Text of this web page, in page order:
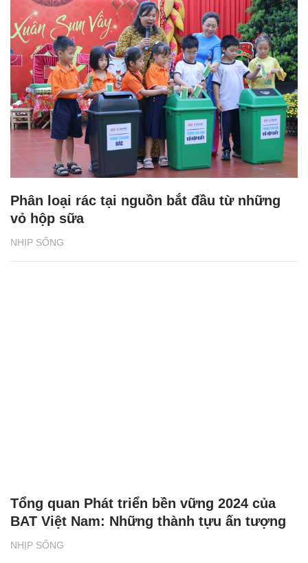
NHỊP SỐNG
Phân loại rác tại nguồn bắt đầu từ những
vỏ hộp sữa
NHỊP SỐNG
Tổng quan Phát triển bền vững 2024 của
BAT Việt Nam: Những thành tựu ấn tượng